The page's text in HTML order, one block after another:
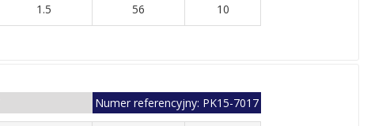
1.5 56 10
Numer referencyjny: PK15-7017